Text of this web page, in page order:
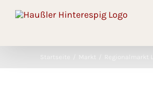
Skip
Startseite Markt Regionalmarkt